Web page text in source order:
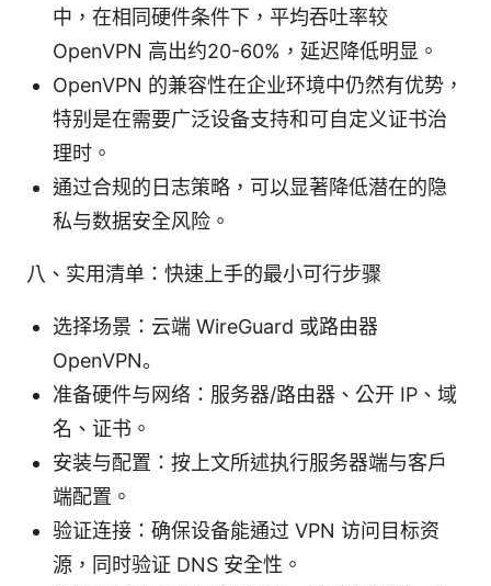
中，在相同硬件条件下，平均吞吐率较
OpenVPN 高出约20-60%，延迟降低明显。
OpenVPN 的兼容性在企业环境中仍然有优势，
特别是在需要广泛设备支持和可自定义证书治
理时。
通过合规的日志策略，可以显著降低潜在的隐
私与数据安全风险。
八、实用清单：快速上手的最小可行步骤
选择场景：云端 WireGuard 或路由器
OpenVPN。
准备硬件与网络：服务器/路由器、公开 IP、域
名、证书。
安装与配置：按上文所述执行服务器端与客户
端配置。
验证连接：确保设备能通过 VPN 访问目标资
源，同时验证 DNS 安全性。